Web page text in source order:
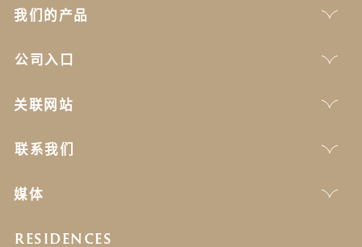
我们的产品
公司入口
关联网站
联系我们
媒体
RESIDENCES